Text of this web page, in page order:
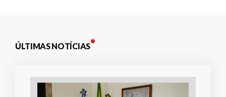
ÚLTIMAS NOTÍCIAS